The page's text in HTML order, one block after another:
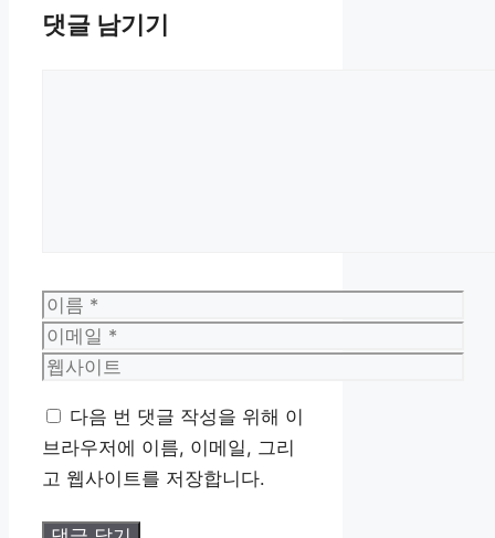
댓글 남기기
이
름
이
메
웹
이
트
다음 번 댓글 작성을 위해 이
브라우저에 이름, 이메일, 그리
고 웹사이트를 저장합니다.